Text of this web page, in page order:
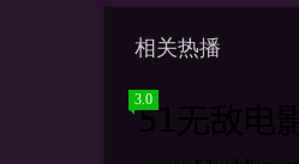
相关热播
3.0